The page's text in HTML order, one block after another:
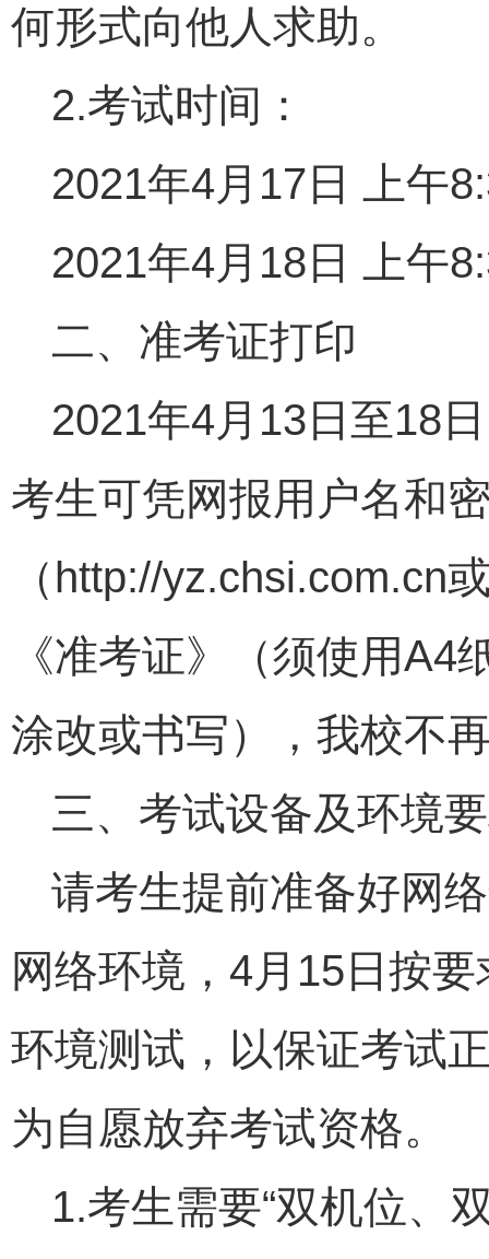
何形式向他人求助。
2.考试时间：
2021年4月17日 上午
2021年4月18日 上午
二、准考证打印
2021年4月13日至18
考生可凭网报用户名和
（http://yz.chsi.com.cn
《准考证》（须使用
涂改或书写），我校不
三、考试设备及环境
请考生提前准备好网
网络环境，4月15日按
环境测试，以保证考试
为自愿放弃考试资格。
1.考生需要“双机位、